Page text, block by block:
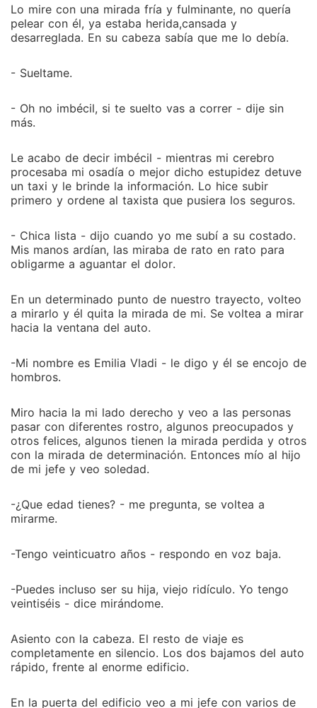
Lo mire con una mirada fría y fulminante, no quería
pelear con él, ya estaba herida,cansada y
desarreglada. En su cabeza sabía que me lo debía.
- Sueltame.
- Oh no imbécil, si te suelto vas a correr - dije sin
más.
Le acabo de decir imbécil - mientras mi cerebro
procesaba mi osadía o mejor dicho estupidez detuve
un taxi y le brinde la información. Lo hice subir
primero y ordene al taxista que pusiera los seguros.
- Chica lista - dijo cuando yo me subí a su costado.
Mis manos ardían, las miraba de rato en rato para
obligarme a aguantar el dolor.
En un determinado punto de nuestro trayecto, volteo
a mirarlo y él quita la mirada de mi. Se voltea a mirar
hacia la ventana del auto.
-Mi nombre es Emilia Vladi - le digo y él se encojo de
hombros.
Miro hacia la mi lado derecho y veo a las personas
pasar con diferentes rostro, algunos preocupados y
otros felices, algunos tienen la mirada perdida y otros
con la mirada de determinación. Entonces mío al hijo
de mi jefe y veo soledad.
-¿Que edad tienes? - me pregunta, se voltea a
mirarme.
-Tengo veinticuatro años - respondo en voz baja.
-Puedes incluso ser su hija, viejo ridículo. Yo tengo
veintiséis - dice mirándome.
Asiento con la cabeza. El resto de viaje es
completamente en silencio. Los dos bajamos del auto
rápido, frente al enorme edificio.
En la puerta del edificio veo a mi jefe con varios de